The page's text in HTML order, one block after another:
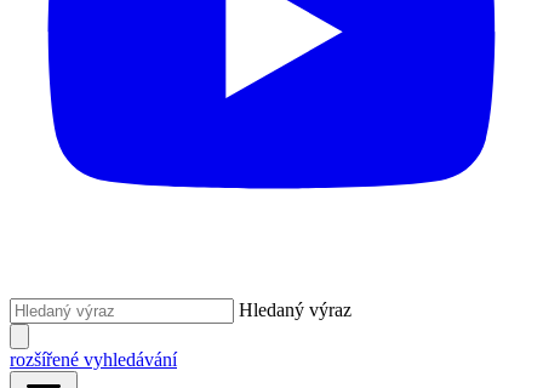
Hledaný výraz
rozšířené vyhledávání